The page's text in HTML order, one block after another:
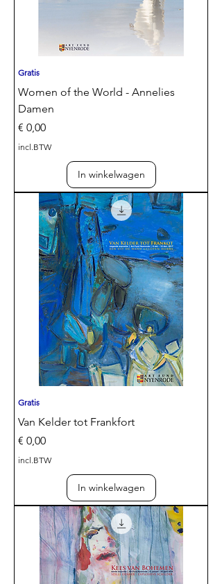
Gratis
Women of the World - Annelies
Damen
Prijs
€ 0,00
incl.BTW
In winkelwagen
Gratis
Van Kelder tot Frankfort
Prijs
€ 0,00
incl.BTW
In winkelwagen